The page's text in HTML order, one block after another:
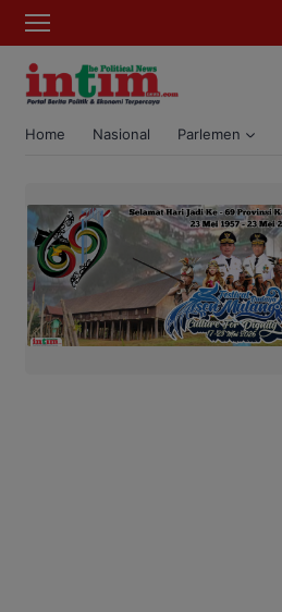
Home Nasional Parlemen